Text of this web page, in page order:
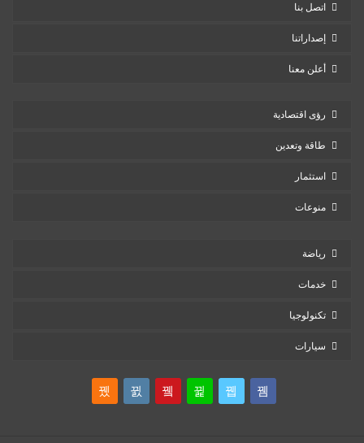
اتصل بنا
إصداراتنا
أعلن معنا
رؤى اقتصادية
طاقة وتعدين
استثمار
منوعات
رياضة
خدمات
تكنولوجيا
سيارات